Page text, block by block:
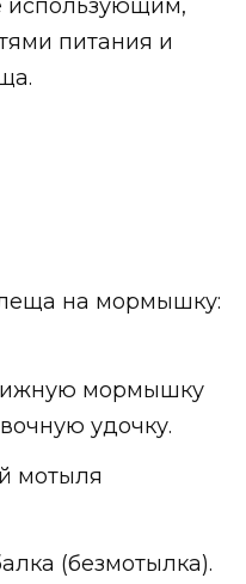
использующим,
питания и
на мормышку:
мормышку
удочку.
мотыля
(безмотылка).